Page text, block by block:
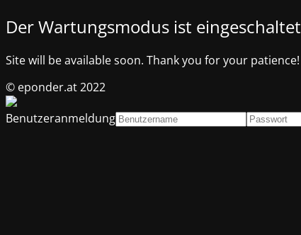
Der Wartungsmodus ist eingeschaltet
Site will be available soon. Thank you for your patience!
© eponder.at 2022
Benutzeranmeldung